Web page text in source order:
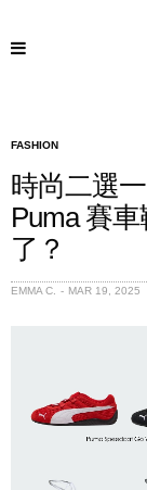
FASHION
時尚二選
Puma 賽
了？
EMMA C. MAR 19, 2025